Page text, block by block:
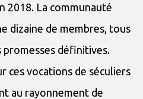
2018. La communauté
dizaine de membres, tous
promesses définitives.
ces vocations de séculiers
au rayonnement de